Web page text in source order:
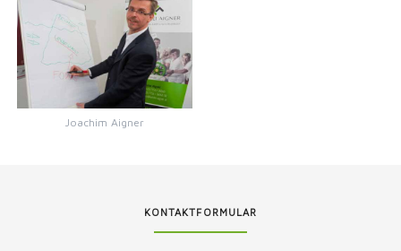
Joachim Aigner
KONTAKTFORMULAR